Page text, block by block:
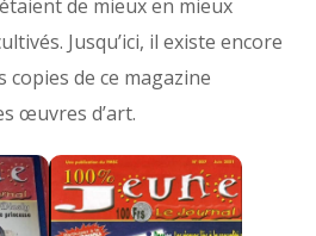
de mieux en mieux
Jusqu’ici, il existe encore
copies de ce magazine
œuvres d’art.